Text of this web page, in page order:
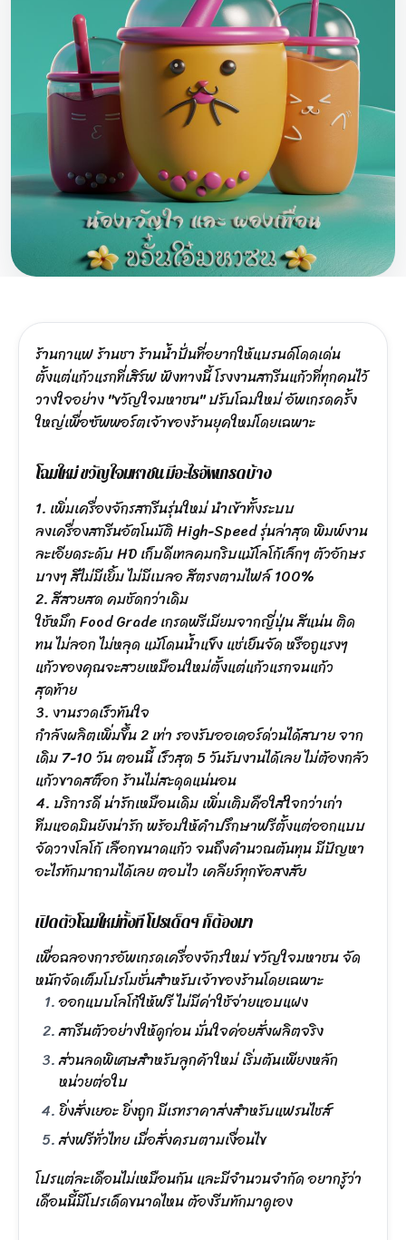
ร้านกาแฟ ร้านชา ร้านน้ำปั่นที่อยากให้แบรนด์โดดเด่น
ตั้งแต่แก้วแรกที่เสิร์ฟ ฟังทางนี้ โรงงานสกรีนแก้วที่ทุกคนไว้
วางใจอย่าง "ขวัญใจมหาชน" ปรับโฉมใหม่ อัพเกรดครั้ง
ใหญ่เพื่อซัพพอร์ตเจ้าของร้านยุคใหม่โดยเฉพาะ
โฉมใหม่ ขวัญใจมหาชน มีอะไรอัพเกรดบ้าง
1. เพิ่มเครื่องจักรสกรีนรุ่นใหม่ นำเข้าทั้งระบบ
ลงเครื่องสกรีนอัตโนมัติ High-Speed รุ่นล่าสุด พิมพ์งาน
ละเอียดระดับ HD เก็บดีเทลคมกริบแม้โลโก้เล็กๆ ตัวอักษร
บางๆ สีไม่มีเยิ้ม ไม่มีเบลอ สีตรงตามไฟล์ 100%
2. สีสวยสด คมชัดกว่าเดิม
ใช้หมึก Food Grade เกรดพรีเมียมจากญี่ปุ่น สีแน่น ติด
ทน ไม่ลอก ไม่หลุด แม้โดนน้ำแข็ง แช่เย็นจัด หรือถูแรงๆ
แก้วของคุณจะสวยเหมือนใหม่ตั้งแต่แก้วแรกจนแก้ว
สุดท้าย
3. งานรวดเร็วทันใจ
กำลังผลิตเพิ่มขึ้น 2 เท่า รองรับออเดอร์ด่วนได้สบาย จาก
เดิม 7-10 วัน ตอนนี้ เร็วสุด 5 วันรับงานได้เลย ไม่ต้องกลัว
แก้วขาดสต็อก ร้านไม่สะดุดแน่นอน
4. บริการดี น่ารักเหมือนเดิม เพิ่มเติมคือใส่ใจกว่าเก่า
ทีมแอดมินยังน่ารัก พร้อมให้คำปรึกษาฟรีตั้งแต่ออกแบบ
จัดวางโลโก้ เลือกขนาดแก้ว จนถึงคำนวณต้นทุน มีปัญหา
อะไรทักมาถามได้เลย ตอบไว เคลียร์ทุกข้อสงสัย
เปิดตัวโฉมใหม่ทั้งที โปรเด็ดๆ ก็ต้องมา
เพื่อฉลองการอัพเกรดเครื่องจักรใหม่ ขวัญใจมหาชน จัด
หนักจัดเต็มโปรโมชั่นสำหรับเจ้าของร้านโดยเฉพาะ
ออกแบบโลโก้ให้ฟรี ไม่มีค่าใช้จ่ายแอบแฝง
สกรีนตัวอย่างให้ดูก่อน มั่นใจค่อยสั่งผลิตจริง
ส่วนลดพิเศษสำหรับลูกค้าใหม่ เริ่มต้นเพียงหลัก
หน่วยต่อใบ
ยิ่งสั่งเยอะ ยิ่งถูก มีเรทราคาส่งสำหรับแฟรนไชส์
ส่งฟรีทั่วไทย เมื่อสั่งครบตามเงื่อนไข
โปรแต่ละเดือนไม่เหมือนกัน และมีจำนวนจำกัด อยากรู้ว่า
เดือนนี้มีโปรเด็ดขนาดไหน ต้องรีบทักมาดูเอง